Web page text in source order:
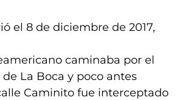
el 8 de diciembre de 2017,
caminaba por el
La Boca y poco antes
Caminito fue interceptado